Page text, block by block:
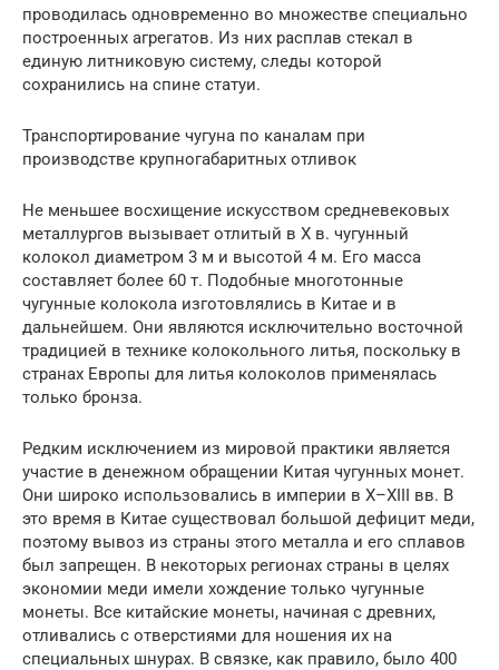
проводилась одновременно во множестве специально
построенных агрегатов. Из них расплав стекал в
единую литниковую систему, следы которой
сохранились на спине статуи.
Транспортирование чугуна по каналам при
производстве крупногабаритных отливок
Не меньшее восхищение искусством средневековых
металлургов вызывает отлитый в X в. чугунный
колокол диаметром 3 м и высотой 4 м. Его масса
составляет более 60 т. Подобные многотонные
чугунные колокола изготовлялись в Китае и в
дальнейшем. Они являются исключительно восточной
традицией в технике колокольного литья, поскольку в
странах Европы для литья колоколов применялась
только бронза.
Редким исключением из мировой практики является
участие в денежном обращении Китая чугунных монет.
Они широко использовались в империи в X–XIII вв. В
это время в Китае существовал большой дефицит меди,
поэтому вывоз из страны этого металла и его сплавов
был запрещен. В некоторых регионах страны в целях
экономии меди имели хождение только чугунные
монеты. Все китайские монеты, начиная с древних,
отливались с отверстиями для ношения их на
специальных шнурах. В связке, как правило, было 400